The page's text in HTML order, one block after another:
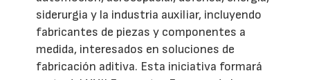
siderurgia y la industria auxiliar, incluyendo
fabricantes de piezas y componentes a
medida, interesados en soluciones de
fabricación aditiva. Esta iniciativa formará